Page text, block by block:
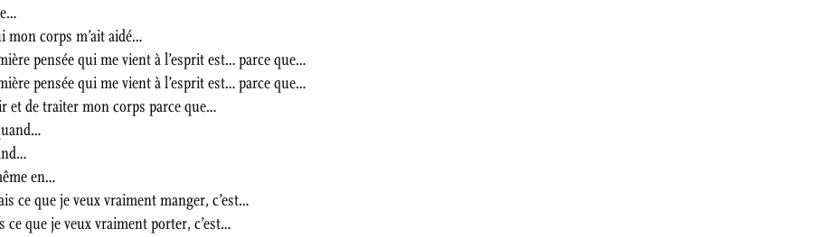
mon corps m’ait aidé…
pensée qui me vient à l’esprit est… parce que…
pensée qui me vient à l’esprit est… parce que…
et de traiter mon corps parce que…
en…
ce que je veux vraiment manger, c’est…
ce que je veux vraiment porter, c’est…